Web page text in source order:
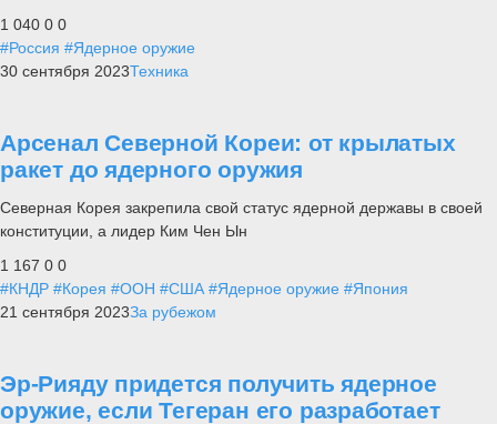
1 040 0 0
#Россия #Ядерное оружие
30 сентября 2023Техника
Арсенал Северной Кореи: от крылатых
ракет до ядерного оружия
Северная Корея закрепила свой статус ядерной державы в своей
конституции, а лидер Ким Чен Ын
1 167 0 0
#КНДР #Корея #ООН #США #Ядерное оружие #Япония
21 сентября 2023За рубежом
Эр-Рияду придется получить ядерное
оружие, если Тегеран его разработает